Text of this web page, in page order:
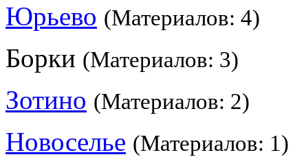
Юрьево (Материалов: 4)
Борки (Материалов: 3)
Зотино (Материалов: 2)
Новоселье (Материалов: 1)